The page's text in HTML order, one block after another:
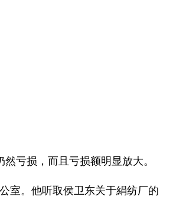
亏损，而且亏损额明显放大。
室。他听取侯卫东关于絹纺厂的